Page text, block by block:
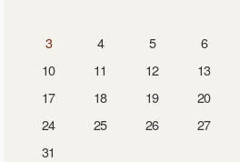
3
4 5 6
10
11 12 13
17
18 19 20
24
25 26 27
31